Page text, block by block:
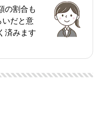
の割合も
いだと意
済みます